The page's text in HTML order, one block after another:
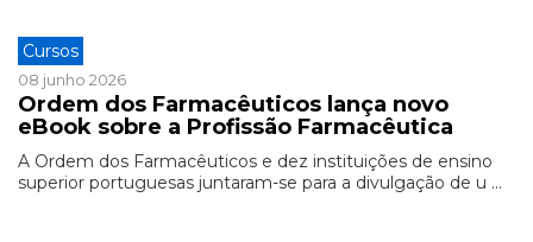
Cursos
08 junho 2026
Ordem dos Farmacêuticos lança novo
eBook sobre a Profissão Farmacêutica
A Ordem dos Farmacêuticos e dez instituições de ensino
superior portuguesas juntaram-se para a divulgação de u ...